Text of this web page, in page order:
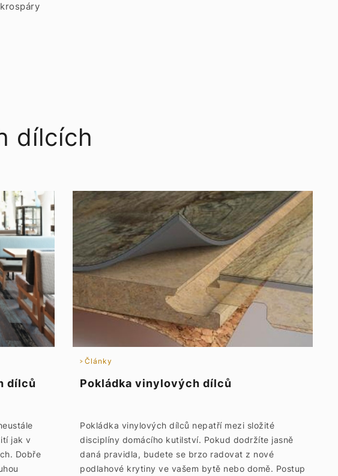
dílcích
dílců
jak v
Dobře
Články
Pokládka vinylových dílců
Pokládka vinylových dílců nepatří mezi složité
disciplíny domácího kutilství. Pokud dodržíte jasně
daná pravidla, budete se brzo radovat z nové
podlahové krytiny ve vašem bytě nebo domě. Postup